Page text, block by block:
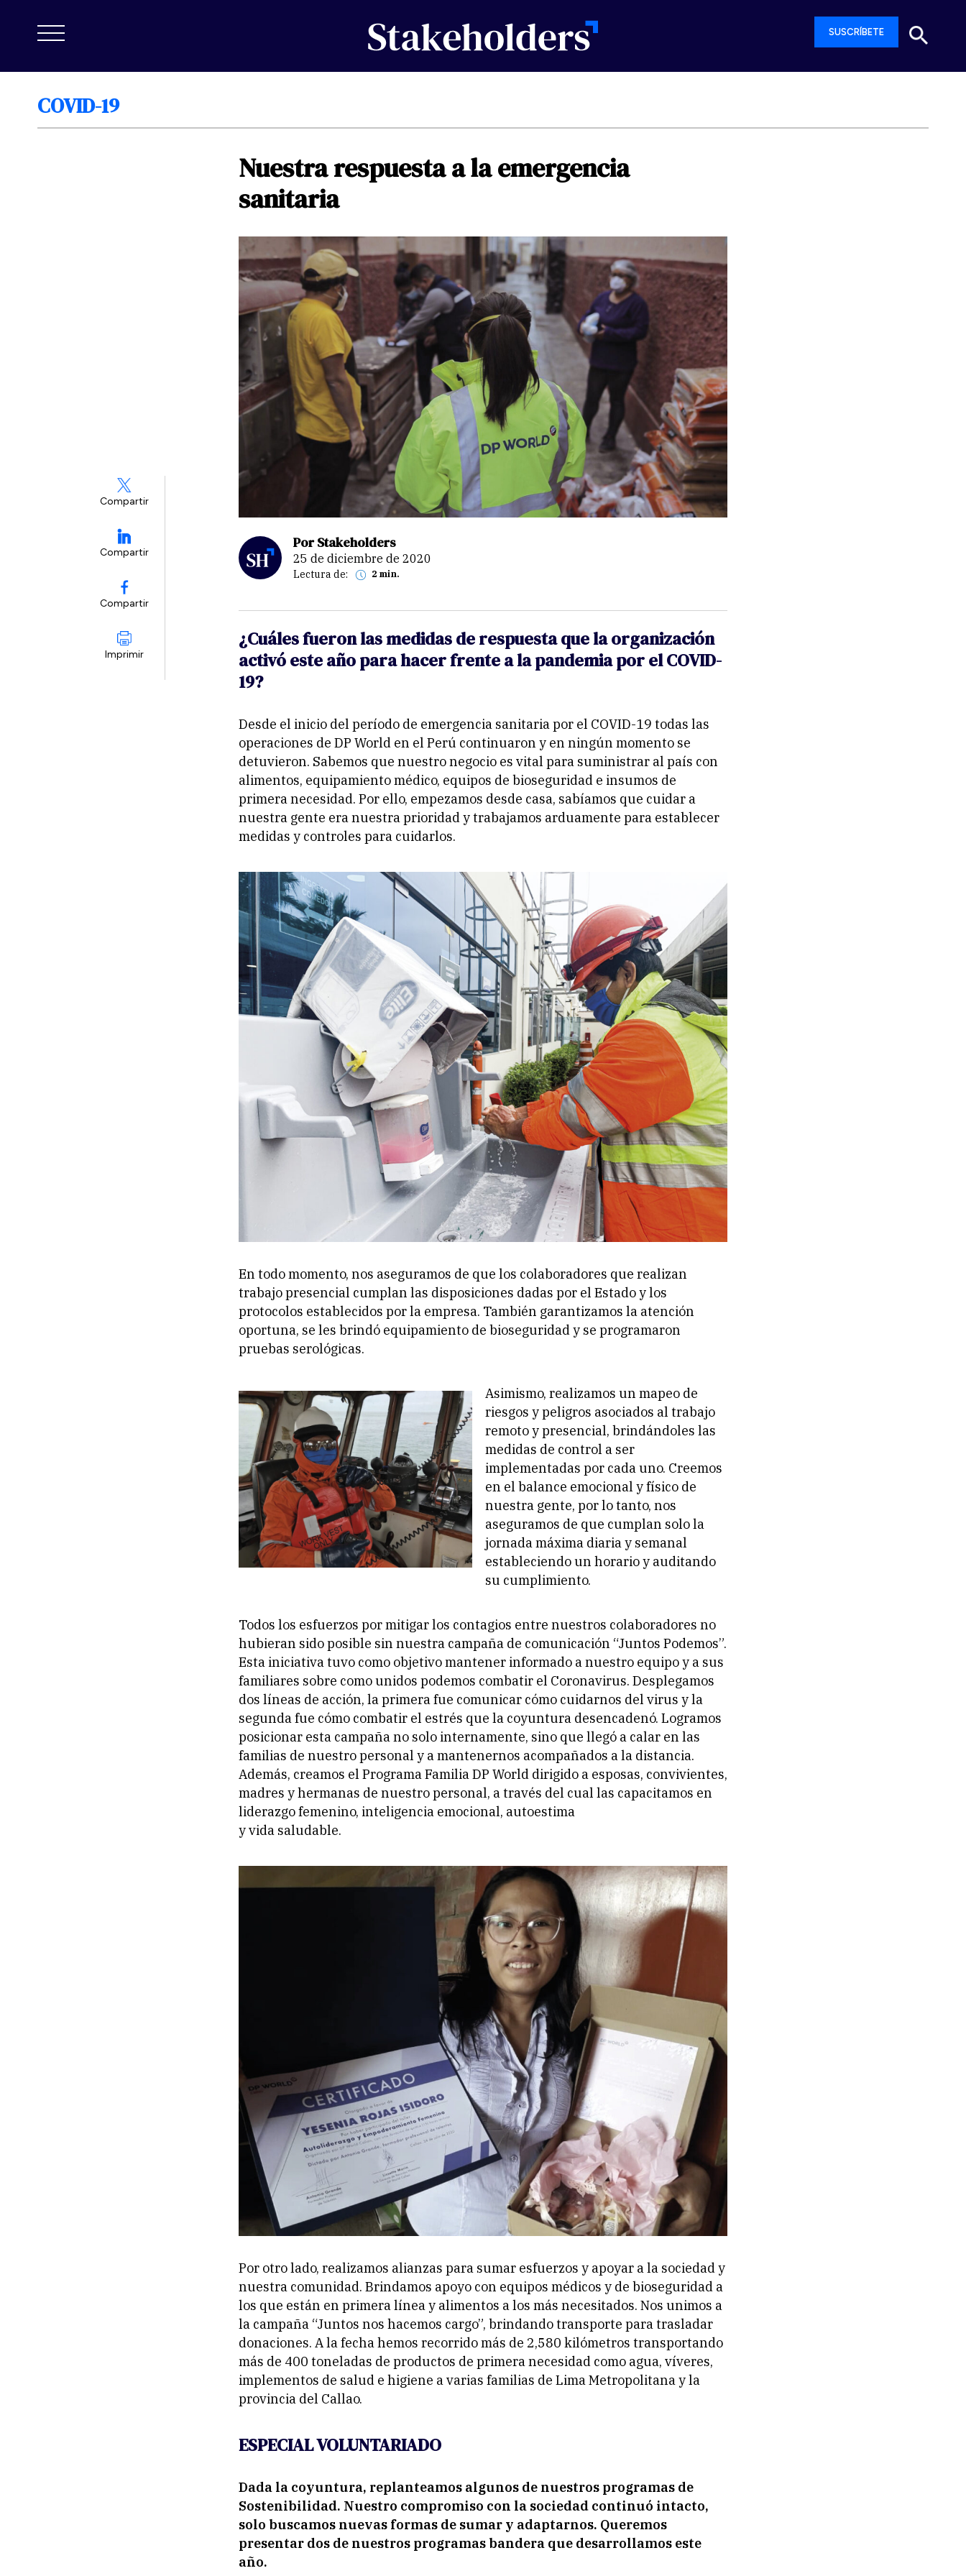
SUSCRÍBETE
COVID-19
Compartir
Compartir
Compartir
Imprimir
Nuestrarespuestaalaemergencia
sanitaria
Por Stakeholders
25 de diciembre de 2020
Lectura de: 2 min.
¿Cuáles fueron las medidas de respuesta que la organización
activó este año para hacer frente a la pandemia por el COVID-
19?
Desde el inicio del período de emergencia sanitaria por el COVID-19 todas las
operaciones de DP World en el Perú continuaron y en ningún momento se
detuvieron. Sabemos que nuestro negocio es vital para suministrar al país con
alimentos, equipamiento médico, equipos de bioseguridad e insumos de
primera necesidad. Por ello, empezamos desde casa, sabíamos que cuidar a
nuestra gente era nuestra prioridad y trabajamos arduamente para establecer
medidas y controles para cuidarlos.
En todo momento, nos aseguramos de que los colaboradores que realizan
trabajo presencial cumplan las disposiciones dadas por el Estado y los
protocolos establecidos por la empresa. También garantizamos la atención
oportuna, se les brindó equipamiento de bioseguridad y se programaron
pruebas serológicas.
Asimismo, realizamos un mapeo de
riesgos y peligros asociados al trabajo
remoto y presencial, brindándoles las
medidas de control a ser
implementadas por cada uno. Creemos
en el balance emocional y físico de
nuestra gente, por lo tanto, nos
aseguramos de que cumplan solo la
jornada máxima diaria y semanal
estableciendo un horario y auditando
su cumplimiento.
Todos los esfuerzos por mitigar los contagios entre nuestros colaboradores no
hubieran sido posible sin nuestra campaña de comunicación “Juntos Podemos”.
Esta iniciativa tuvo como objetivo mantener informado a nuestro equipo y a sus
familiares sobre como unidos podemos combatir el Coronavirus. Desplegamos
dos líneas de acción, la primera fue comunicar cómo cuidarnos del virus y la
segunda fue cómo combatir el estrés que la coyuntura desencadenó. Logramos
posicionar esta campaña no solo internamente, sino que llegó a calar en las
familias de nuestro personal y a mantenernos acompañados a la distancia.
Además, creamos el Programa Familia DP World dirigido a esposas, convivientes,
madres y hermanas de nuestro personal, a través del cual las capacitamos en
liderazgo femenino, inteligencia emocional, autoestima
y vida saludable.
Por otro lado, realizamos alianzas para sumar esfuerzos y apoyar a la sociedad y
nuestra comunidad. Brindamos apoyo con equipos médicos y de bioseguridad a
los que están en primera línea y alimentos a los más necesitados. Nos unimos a
la campaña “Juntos nos hacemos cargo”, brindando transporte para trasladar
donaciones. A la fecha hemos recorrido más de 2,580 kilómetros transportando
más de 400 toneladas de productos de primera necesidad como agua, víveres,
implementos de salud e higiene a varias familias de Lima Metropolitana y la
provincia del Callao.
ESPECIAL VOLUNTARIADO
Dada la coyuntura, replanteamos algunos de nuestros programas de
Sostenibilidad. Nuestro compromiso con la sociedad continuó intacto,
solo buscamos nuevas formas de sumar y adaptarnos. Queremos
presentar dos de nuestros programas bandera que desarrollamos este
año.